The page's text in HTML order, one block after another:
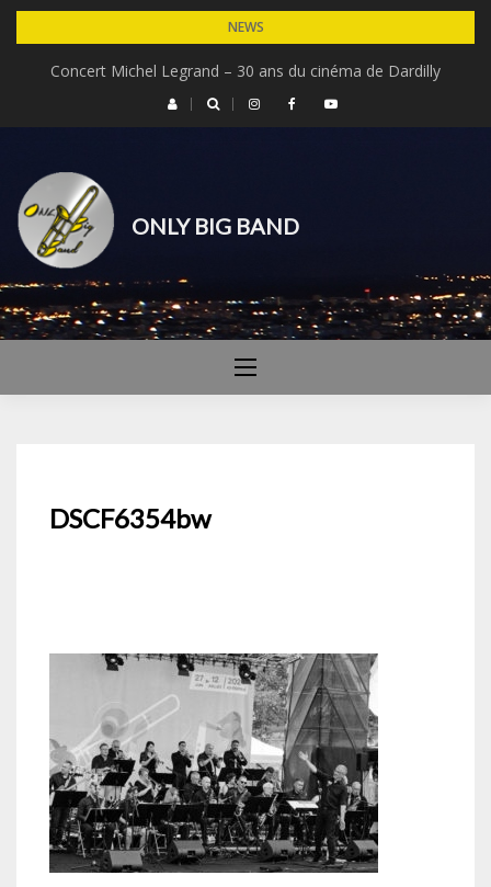
Skip
content
NEWS
Concert Michel Legrand – 30 ans du cinéma de Dardilly
ONLY BIG BAND
DSCF6354bw